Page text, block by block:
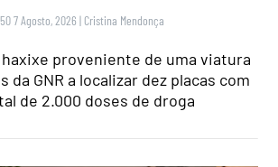
7 Agosto, 2026 | Cristina Mendonça
proveniente de uma viatura
da GNR a localizar dez placas com
de 2.000 doses de droga